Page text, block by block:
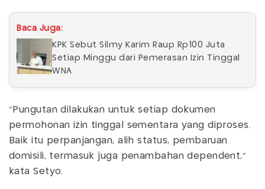
Baca Juga:
KPK Sebut Silmy Karim Raup Rp100 Juta
Setiap Minggu dari Pemerasan Izin Tinggal
WNA
"Pungutan dilakukan untuk setiap dokumen
permohonan izin tinggal sementara yang diproses.
Baik itu perpanjangan, alih status, pembaruan
domisili, termasuk juga penambahan dependent,"
kata Setyo.